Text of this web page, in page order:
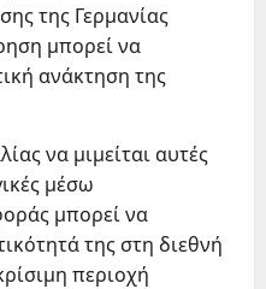
της Γερμανίας
μπορεί να
ανάκτηση της
να μιμείται αυτές
μέσω
μπορεί να
της στη διεθνή
περιοχή